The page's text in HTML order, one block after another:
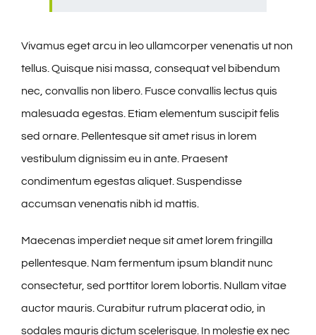
Vivamus eget arcu in leo ullamcorper venenatis ut non
tellus. Quisque nisi massa, consequat vel bibendum
nec, convallis non libero. Fusce convallis lectus quis
malesuada egestas. Etiam elementum suscipit felis
sed ornare. Pellentesque sit amet risus in lorem
vestibulum dignissim eu in ante. Praesent
condimentum egestas aliquet. Suspendisse
accumsan venenatis nibh id mattis.
Maecenas imperdiet neque sit amet lorem fringilla
pellentesque. Nam fermentum ipsum blandit nunc
consectetur, sed porttitor lorem lobortis. Nullam vitae
auctor mauris. Curabitur rutrum placerat odio, in
sodales mauris dictum scelerisque. In molestie ex nec